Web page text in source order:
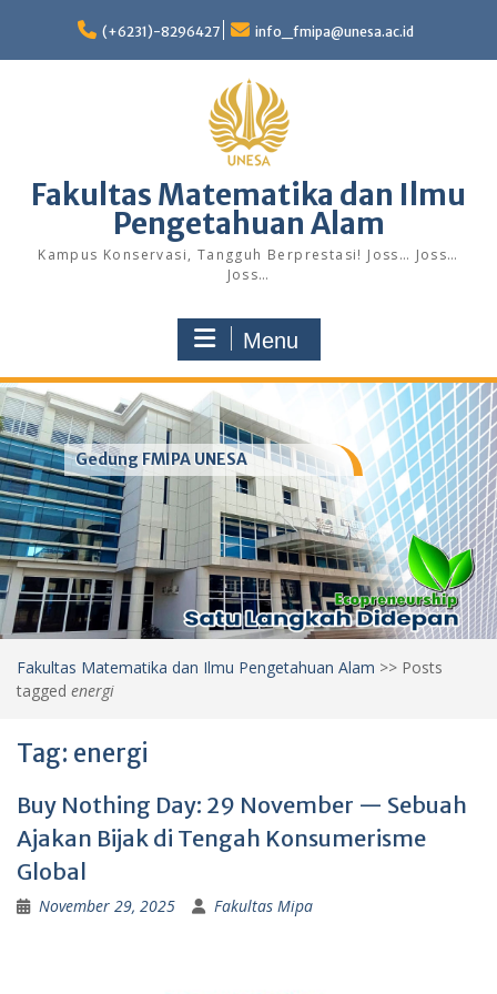
content
(+6231)-8296427 info_fmipa@unesa.ac.id
Fakultas Matematika dan Ilmu
Pengetahuan Alam
Kampus Konservasi, Tangguh Berprestasi! Joss… Joss…
Joss…
Menu
Gedung FMIPA UNESA
Fakultas Matematika dan Ilmu Pengetahuan Alam >> Posts
tagged energi
Tag: energi
Buy Nothing Day: 29 November — Sebuah
Ajakan Bijak di Tengah Konsumerisme
Global
November 29, 2025 Fakultas Mipa